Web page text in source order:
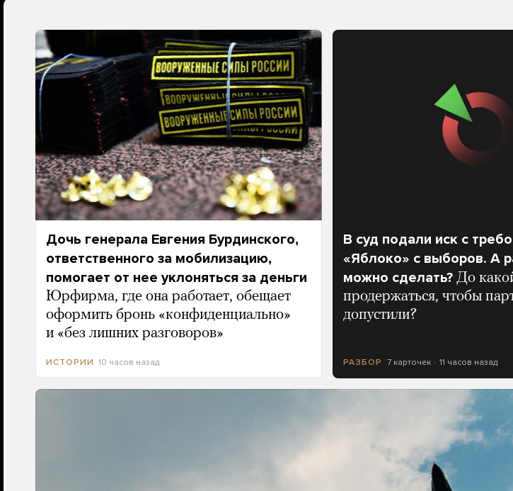
Дочь генерала Евгения Бурдинского,
ответственного за мобилизацию,
помогает от нее уклоняться за деньги
Юрфирма, где она работает, обещает
оформить бронь «конфиденциально»
и «без лишних разговоров»
ИСТОРИИ 10 часов назад
В суд подали иск с
«Яблоко» с выборов. А
можно сделать? До
продержаться, чтобы
допустили?
РАЗБОР 7 карточек 11 часов назад